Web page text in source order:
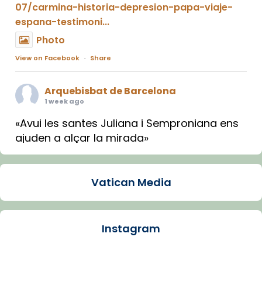
07/carmina-historia-depresion-papa-viaje-
espana-testimoni...
Photo
View on Facebook · Share
Arquebisbat de Barcelona
1 week ago
«Avui les santes Juliana i Semproniana ens
ajuden a alçar la mirada»
Mons. Sergi Gordo, bisbe de Tortosa, ha
Santes de Mataró.
🔗tinyurl.com/cvu5jmbk
Vatican Media
Instagram